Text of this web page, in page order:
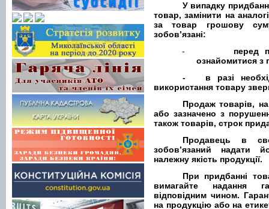
У випадку
товар, замінити на
за товар грошову
зобов’язані:
-
перед
ознайомитися з
- в разі
використання товару
Продаж товарів,
або зазначено з
також товарів, строк
Продавець в
зобов’язаний надати
належну якість продукції.
При придбанні
вимагайте надання
відповідним чином.
на продукцію або на